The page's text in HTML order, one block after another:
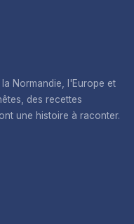
Normandie, l'Europe et
des recettes
une histoire à raconter.